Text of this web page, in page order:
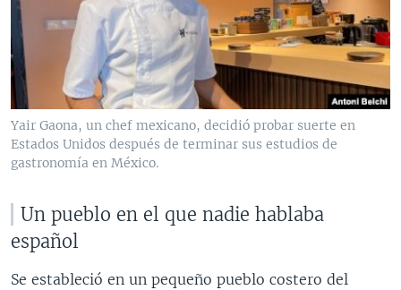
Yair Gaona, un chef mexicano, decidió probar suerte en
Estados Unidos después de terminar sus estudios de
gastronomía en México.
Un pueblo en el que nadie hablaba
español
Se estableció en un pequeño pueblo costero del